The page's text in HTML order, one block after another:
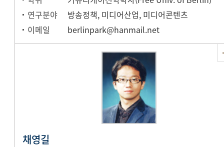
연구분야
방송정책, 미디어산업, 미디어콘텐츠
이메일
berlinpark@hanmail.net
채영길